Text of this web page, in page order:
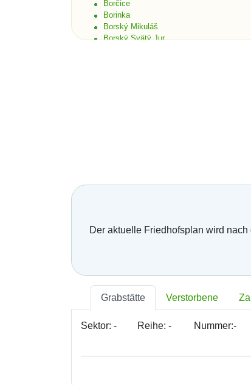
Borčice
Borinka
Borský Mikuláš
Borský Svätý Jur
Brekov
Buková
Buzica
Der aktuelle Friedhofsplan wird
Grabstätte Verstorbene
Sektor: - Reihe:- Nummer:-